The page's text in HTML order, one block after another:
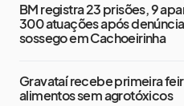
BM registra 23 prisões, 9
300 atuações após
sossego em Cachoeirinha
Gravataí recebe primeira
alimentos sem agrotóxicos